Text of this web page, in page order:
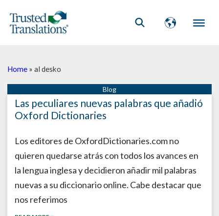
Home » al desko
Las peculiares nuevas palabras que añadió
Oxford Dictionaries
Los editores de OxfordDictionaries.com no
quieren quedarse atrás con todos los avances en
la lengua inglesa y decidieron añadir mil palabras
nuevas a su diccionario online. Cabe destacar que
nos referimos